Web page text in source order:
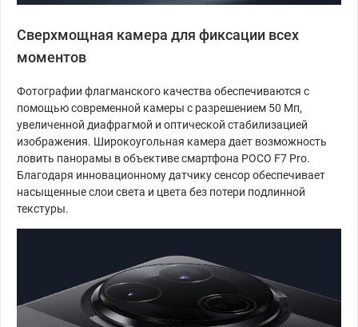
Сверхмощная камера для фиксации всех
моментов
Фотографии флагманского качества обеспечиваются с
помощью современной камеры с разрешением 50 Мп,
увеличенной диафрагмой и оптической стабилизацией
изображения. Широкоугольная камера дает возможность
ловить панорамы в объективе смартфона POCO F7 Pro.
Благодаря инновационному датчику сенсор обеспечивает
насыщенные слои света и цвета без потери подлинной
текстуры.